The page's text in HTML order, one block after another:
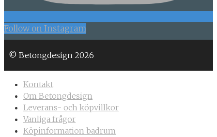
Follow on Instagram
© Betongdesign 2026
Kontakt
Om Betongdesign
Leverans- och köpvillkor
Vanliga frågor
Köpinformation badrum